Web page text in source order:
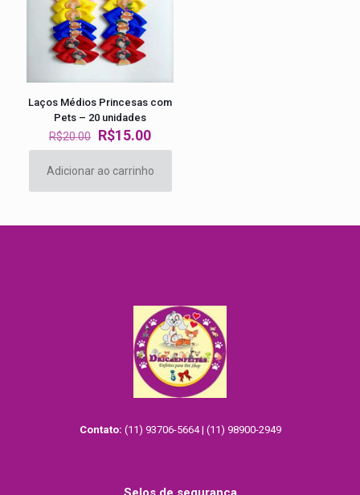
Laços Médios Princesas com
Pets – 20 unidades
R$20.00 O
preço
original
era:
R$20.00.
R$15.00O
preço
atual
é:
R$15.00.
Adicionar ao carrinho
Contato: (11) 93706-5664 | (11) 98900-2949